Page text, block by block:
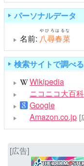
パーソナルデータ
名前: 八尋春菜
やひろはるな
検索サイトで調べる
Wikipedia
ニコニコ大百科
Google
Amazon.co.jp [
[広告]